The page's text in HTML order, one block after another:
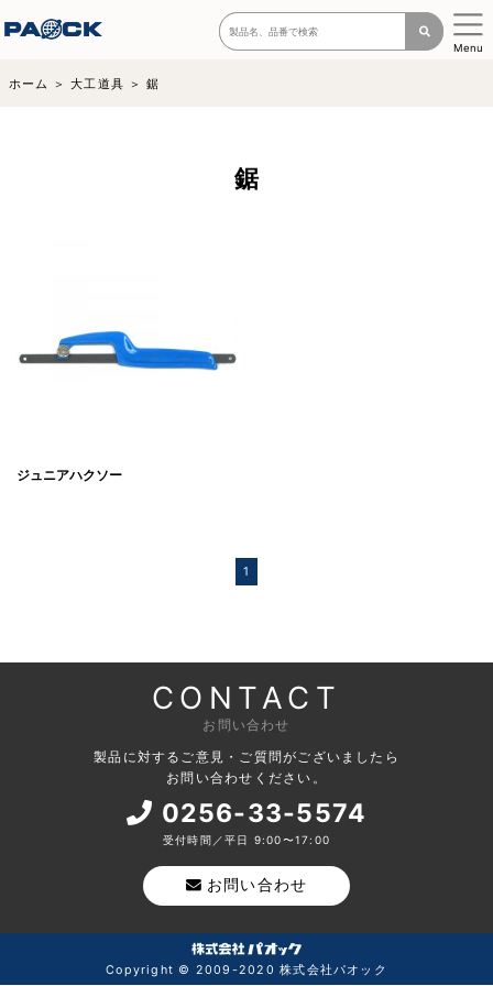
Menu
ホーム 大工道具 鋸
鋸
ジュニアハクソー
1
CONTACT
お問い合わせ
製品に対するご意見・ご質問がございましたら
お問い合わせください。
0256-33-5574
受付時間／平日 9:00〜17:00
お問い合わせ
Copyright © 2009-2020 株式会社パオック